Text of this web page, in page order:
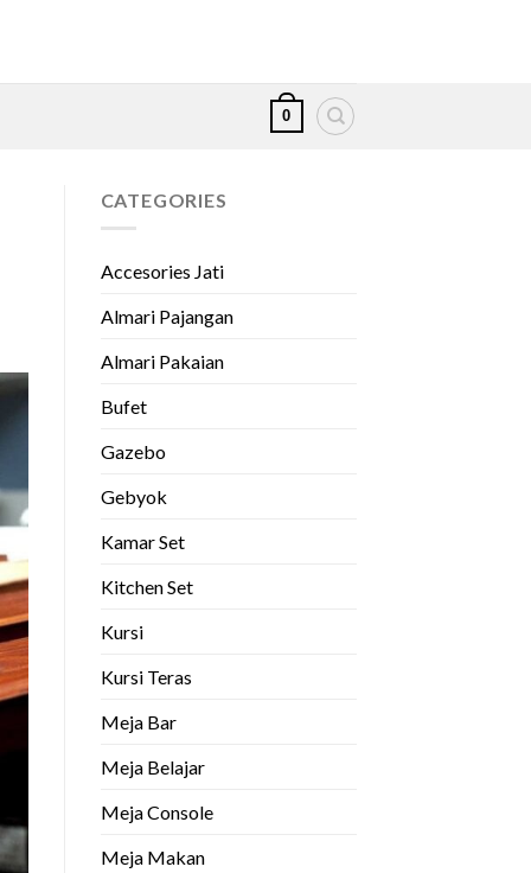
0
CATEGORIES
Accesories Jati
Almari Pajangan
Almari Pakaian
Bufet
Gazebo
Gebyok
Kamar Set
Kitchen Set
Kursi
Kursi Teras
Meja Bar
Meja Belajar
Meja Console
Meja Makan